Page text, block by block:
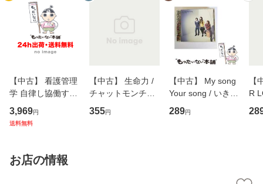
【中古】 看護管理
学 自律し協働する
専門職の看護マネ
ジメントスキル 改
恵 藤本幸三 / 南江
堂 [単行
3,969円
送料無料
【中古】 生命力 /
チャットモンチー /
キューンレコード
[CD]【メール便送
355円
【中古】 My song
Your song / いきも
のがかり / [CD]
【メール便送料無
289円
【
R
産
お店の情報